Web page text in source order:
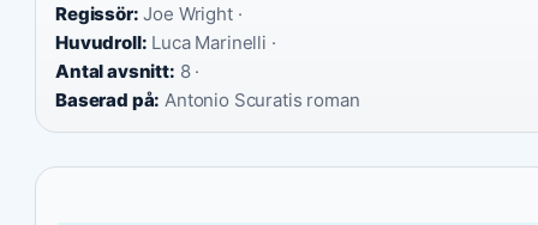
Regissör: Joe Wright ·
Huvudroll: Luca Marinelli ·
Antal avsnitt: 8 ·
Baserad på: Antonio Scuratis roman